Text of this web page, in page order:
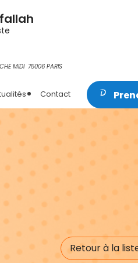
MIDI 75006 PARIS
Contact
Retour à la